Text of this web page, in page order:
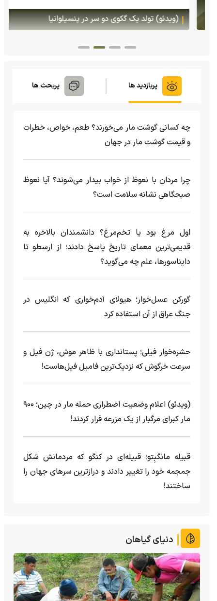
(ویدئو) تولد یک گکوی دو سر در پنسیلوانیا
پربازدید ها پربحث ها
چه کسانی گوشت مار می‌خورند؟ طعم، خواص، خطرات
و قیمت گوشت مار در جهان
چرا مردان با نعوظ از خواب بیدار می‌شوند؟ آیا نعوظ
صبحگاهی نشانه سلامت است؟
اول مرغ بود یا تخم‌مرغ؟ دانشمندان بالاخره به
قدیمی‌ترین معمای تاریخ پاسخ دادند؛ از ارسطو تا
دایناسورها، علم چه می‌گوید؟
گورکن عسل‌خوار؛ هیولای آدم‌خواری که انگلیس در
جنگ عراق از آن استفاده کرد
حشره‌خوار فیلی؛ پستانداری با ظاهر موش، ژن فیل و
سرعت خرگوش که نزدیک‌ترین فامیل فیل‌هاست!
(ویدئو) اعلام وضعیت اضطراری حمله مار‌ در چین؛ ۹۰۰
مار کبرای مرگبار از یک مزرعه‌ فرار کردند!
قبیله مانگبِتو؛ قبیله‌ای در کنگو که مردمانش شکل
جمجمه خود را تغییر دادند و درازترین سرهای جهان را
ساختند!
دنیای گیاهان